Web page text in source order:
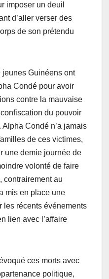
imposer un deuil
d’aller verser des
de son prétendu
jeunes Guinéens ont
Condé pour avoir
contre la mauvaise
du pouvoir
Condé n’a jamais
de ces victimes,
une demie journée de
volonté de faire
contrairement au
mis en place une
les récents événements
lien avec l’affaire
ces morts avec
politique,